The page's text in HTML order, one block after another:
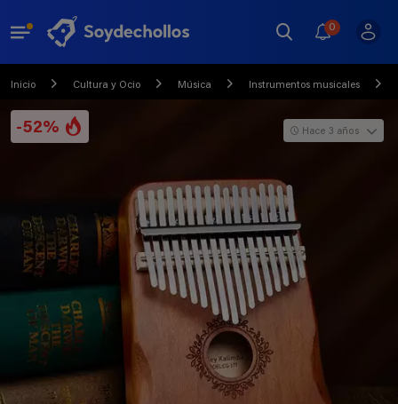
0
Inicio Cultura y Ocio Música Instrumentos musicales
-52% Hace 3 años